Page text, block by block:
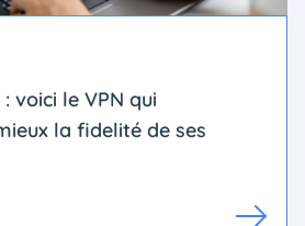
voici le VPN qui
la fidelité de ses